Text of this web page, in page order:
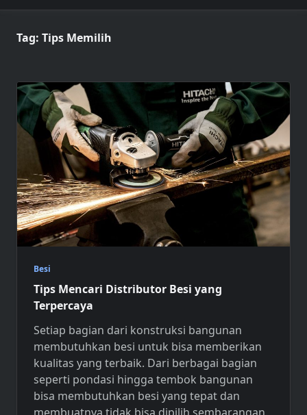
Tag: Tips Memilih
Besi
Tips Mencari Distributor Besi yang
Terpercaya
Setiap bagian dari konstruksi bangunan
membutuhkan besi untuk bisa memberikan
kualitas yang terbaik. Dari berbagai bagian
seperti pondasi hingga tembok bangunan
bisa membutuhkan besi yang tepat dan